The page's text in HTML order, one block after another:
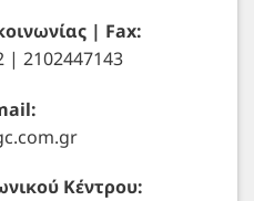
| Fax:
| 2102447143
Κέντρου: